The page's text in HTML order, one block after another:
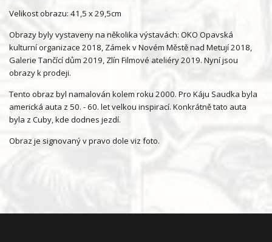
Velikost obrazu: 41,5 x 29,5cm
Obrazy byly vystaveny na několika výstavách: OKO Opavská
kulturní organizace 2018, Zámek v Novém Městě nad Metují 2018,
Galerie Tančící dům 2019, Zlín Filmové ateliéry 2019. Nyní jsou
obrazy k prodeji.
Tento obraz byl namalován kolem roku 2000. Pro Káju Saudka byla
americká auta z 50. - 60. let velkou inspirací. Konkrátně tato auta
byla z Cuby, kde dodnes jezdí.
Obraz je signovaný v pravo dole viz foto.